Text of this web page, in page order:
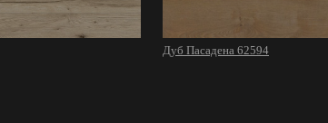
Дуб Пасадена 62594